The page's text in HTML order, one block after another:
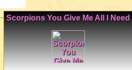
Scorpions You Give Me All I Need